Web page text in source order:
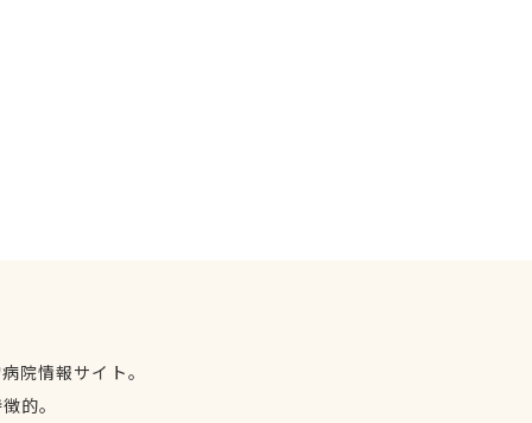
院情報サイト。
的。